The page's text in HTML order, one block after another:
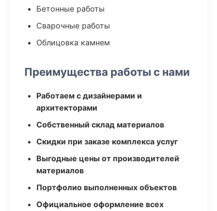
Бетонные работы
Сварочные работы
Облицовка камнем
Преимущества работы с нами
Работаем с дизайнерами и
архитекторами
Собственный склад материалов
Скидки при заказе комплекса услуг
Выгодные цены от производителей
материалов
Портфолио выполненных объектов
Официальное оформление всех